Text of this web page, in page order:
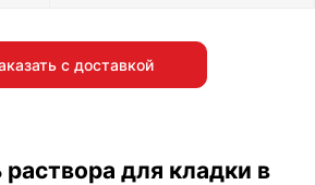
с доставкой
для кладки в